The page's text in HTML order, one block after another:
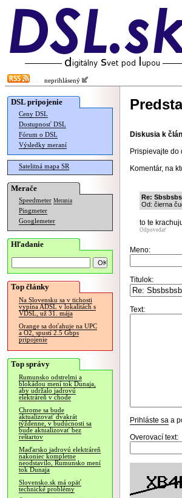
neprihlásený
DSL pripojenie
Ceny DSL
Dostupnosť DSL
Fórum o DSL
Výsledky meraní
Satelitná mapa SR
Merače
Speedmeter Merania
Pingmeter
Googlemeter
Hľadanie
Top články
Na Slovensku sa v tichosti
vypína ADSL v lokalitách s
VDSL, už 31. mája
Orange sa doťahuje na UPC
a O2, spustí 2.5 Gbps
pripojenie
Top správy
Rumunsko odstrelmi a
blokádou mení tok Dunaja,
aby udržalo jadrovú
elektráreň v chode
Chrome sa bude
aktualizovať dvakrát
týždenne, v budúcnosti sa
bude aktualizovať bez
reštartov
Maďarsko jadrovú elektráreň
nakoniec kompletne
neodstavilo, Rumunsko mení
tok Dunaja
Slovensko.sk má opäť
technické problémy
Diskusia k
Prispievajte do
Komentár, na
Re:
Od: čierna
to te
Odpovedať
Meno:
Titulok:
Text:
Prihláste sa a
Overovací text: